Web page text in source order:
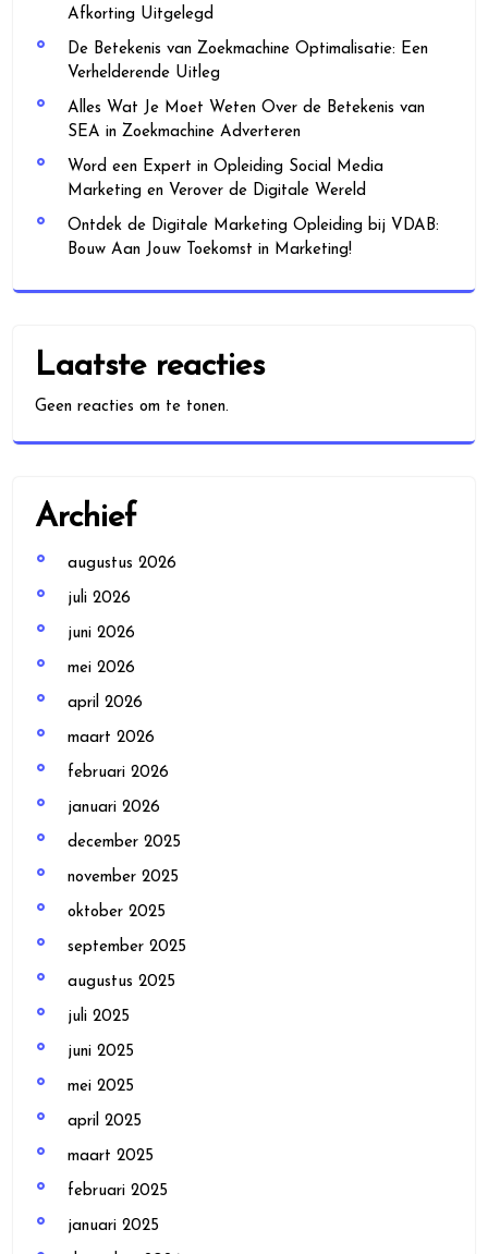
Afkorting Uitgelegd
De Betekenis van Zoekmachine Optimalisatie: Een
Verhelderende Uitleg
Alles Wat Je Moet Weten Over de Betekenis van
SEA in Zoekmachine Adverteren
Word een Expert in Opleiding Social Media
Marketing en Verover de Digitale Wereld
Ontdek de Digitale Marketing Opleiding bij VDAB:
Bouw Aan Jouw Toekomst in Marketing!
Laatste reacties
Geen reacties om te tonen.
Archief
augustus 2026
juli 2026
juni 2026
mei 2026
april 2026
maart 2026
februari 2026
januari 2026
december 2025
november 2025
oktober 2025
september 2025
augustus 2025
juli 2025
juni 2025
mei 2025
april 2025
maart 2025
februari 2025
januari 2025